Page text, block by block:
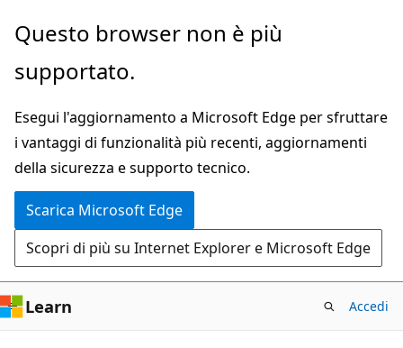
Ignora
passa
contenuto
principale
Questo browser non è più
supportato.
Esegui l'aggiornamento a Microsoft Edge per sfruttare
i vantaggi di funzionalità più recenti, aggiornamenti
della sicurezza e supporto tecnico.
Scarica Microsoft Edge
Scopri di più su Internet Explorer e Microsoft Edge
Learn Accedi